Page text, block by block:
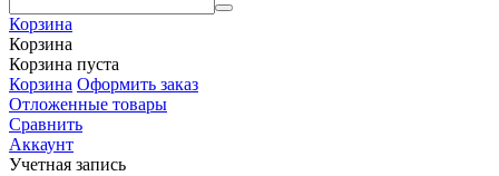
Корзина
Корзина
Корзина пуста
Корзина Оформить заказ
Отложенные товары
Сравнить
Аккаунт
Учетная запись